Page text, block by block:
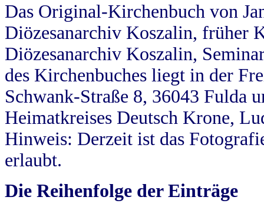
Das Original-Kirchenbuch von
Diözesanarchiv Koszalin, früher
Diözesanarchiv Koszalin,
des Kirchenbuches liegt in der
Schwank-Straße 8, 36043 Fulda
Heimatkreises Deutsch Krone,
Hinweis: Derzeit ist das
erlaubt.
Die Reihenfolge der Einträge